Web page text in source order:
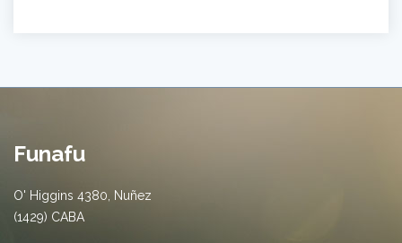
Funafu
O' Higgins 4380, Nuñez
(1429) CABA